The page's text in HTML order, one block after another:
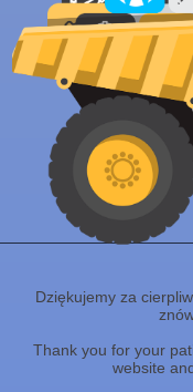
Dziękujemy za
Thank you for your
website